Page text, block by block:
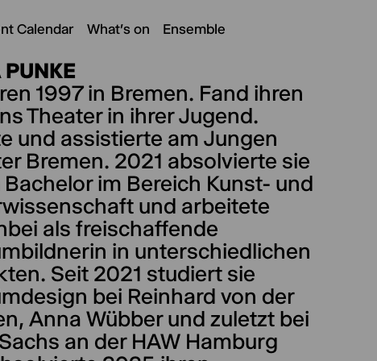
Calendar What's on Ensemble
1997 in Bremen. Fand ihren
Theater in ihrer Jugend.
und assistierte am Jungen
Bremen. 2021 absolvierte sie
im Bereich Kunst- und
und arbeitete
als freischaffende
in unterschiedlichen
Seit 2021 studiert sie
bei Reinhard von der
Anna Wübber und zuletzt bei
an der HAW Hamburg